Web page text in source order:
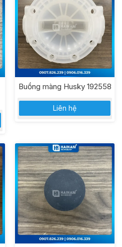
Buồng màng Husky 192558
Liên hệ